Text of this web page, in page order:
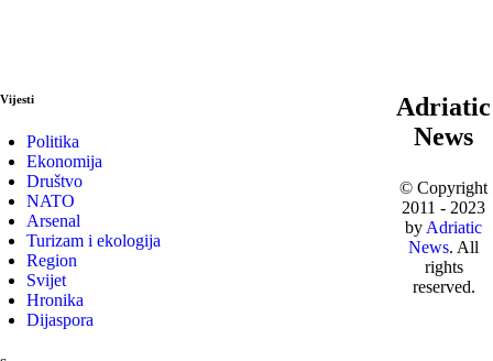
Vijesti
Politika
Ekonomija
Društvo
NATO
Arsenal
Turizam i ekologija
Region
Svijet
Hronika
Dijaspora
Adriatic
News
© Copyright
2011 - 2023
by Adriatic
News. All
rights
reserved.